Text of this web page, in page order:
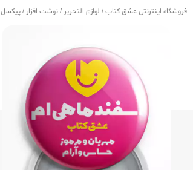
فروشگاه اینترنتی عشق کتاب/ لوازم التحریر /نوشت افزار /پیکسل